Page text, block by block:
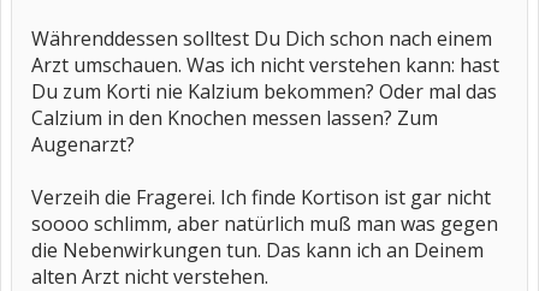
Währenddessen solltest Du Dich schon nach einem
Arzt umschauen. Was ich nicht verstehen kann: hast
Du zum Korti nie Kalzium bekommen? Oder mal das
Calzium in den Knochen messen lassen? Zum
Augenarzt?
Verzeih die Fragerei. Ich finde Kortison ist gar nicht
soooo schlimm, aber natürlich muß man was gegen
die Nebenwirkungen tun. Das kann ich an Deinem
alten Arzt nicht verstehen.